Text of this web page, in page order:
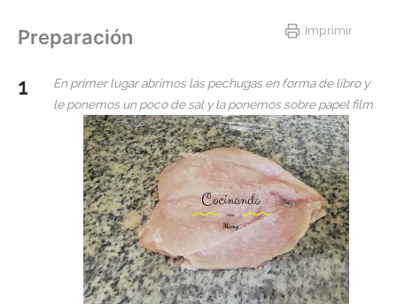
Imprimir
Preparación
En primer lugar abrimos las pechugas en forma de libro y
le ponemos un poco de sal y la ponemos sobre papel film